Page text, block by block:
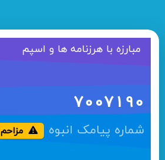
مبارزه با هرزنامه ها و اسپم
7007190
شماره پیامک انبوه مزاحم